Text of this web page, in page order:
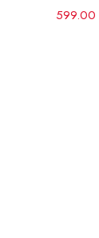
599.00